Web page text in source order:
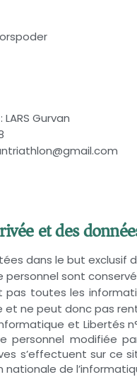
Gurvan
et des
dans le but exclusif
sont
pas toutes les
ne peut donc pas
et Libertés
personnel modifiée
s’effectuent sur ce
de